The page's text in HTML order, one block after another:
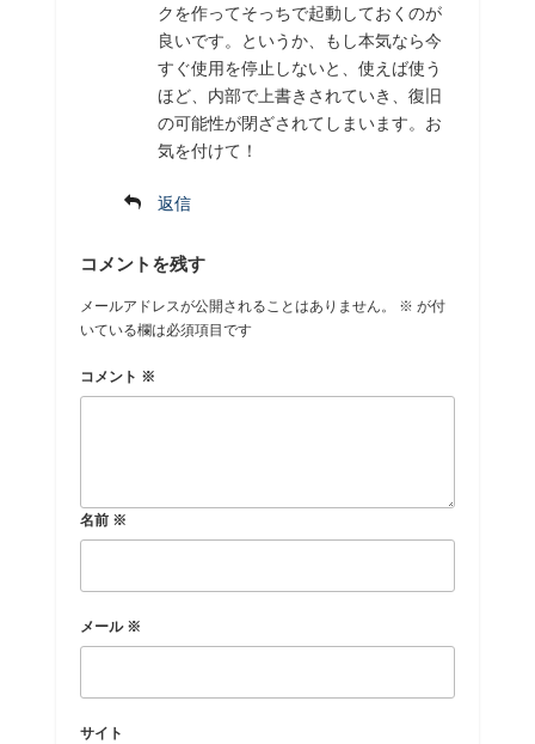
クを作ってそっちで起動しておくのが
良いです。というか、もし本気なら今
すぐ使用を停止しないと、使えば使う
ほど、内部で上書きされていき、復旧
の可能性が閉ざされてしまいます。お
気を付けて！
返信
コメントを残す
メールアドレスが公開されることはありません。 ※ が付
いている欄は必須項目です
コメント ※
名前 ※
メール ※
サイト